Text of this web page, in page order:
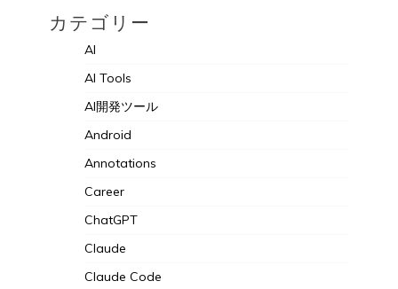
カテゴリー
AI
AI Tools
AI開発ツール
Android
Annotations
Career
ChatGPT
Claude
Claude Code